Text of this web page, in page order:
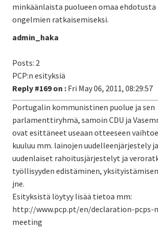
minkäänlaista puolueen omaa ehdotusta
ongelmien ratkaisemiseksi.
admin_haka
Posts: 2
PCP:n esityksiä
Reply #169 on : Fri May 06, 2011, 08:29:57
Portugalin kommunistinen puolue ja sen
parlamenttiryhmä, samoin CDU ja
ovat esittäneet useaan otteeseen
kuuluu mm. lainojen uudelleenjärjestely
uudenlaiset rahoitusjärjestelyt ja
työllisyyden edistäminen,
jne.
Esityksistä löytyy lisää tietoa mm:
http://www.pcp.pt/en/declaration-pcps-
meeting